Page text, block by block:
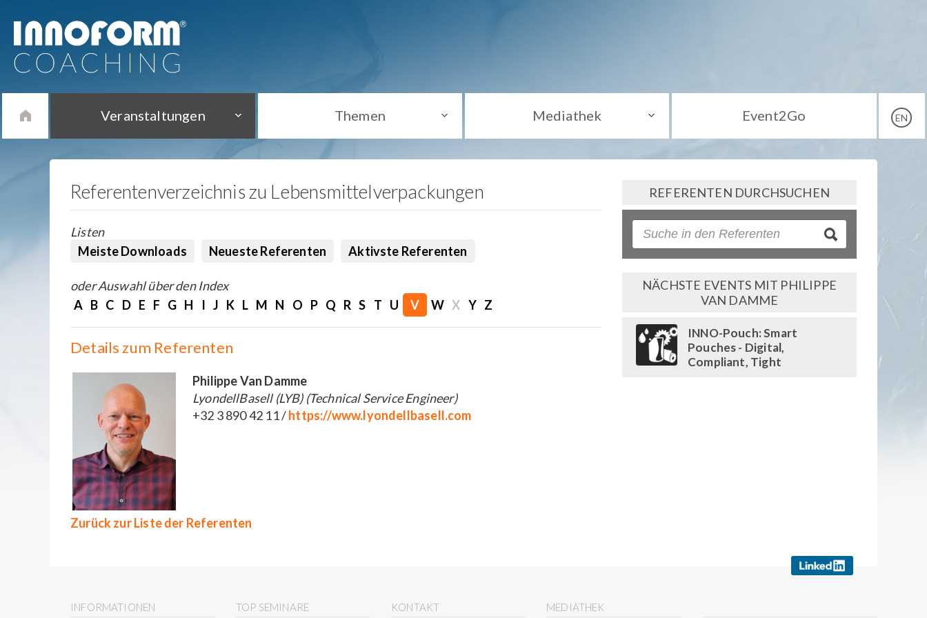
Veranstaltungen Themen Mediathek Event2Go EN
Referentenverzeichnis zu Lebensmittelverpackungen
Listen
Meiste Downloads
Neueste Referenten Aktivste Referenten
oder Auswahl über den Index
A B C D E F G H I J K L M N O P Q R S T U V W X Y Z
Details zum Referenten
Philippe Van Damme
LyondellBasell (LYB) (Technical Service Engineer)
+32 3 890 42 11 /https://www.lyondellbasell.com
Zurück zur Liste der Referenten
REFERENTEN DURCHSUCHEN
NÄCHSTE EVENTS MIT PHILIPPE
VAN DAMME
INNO-Pouch: Smart
Pouches - Digital,
Compliant, Tight
INFORMATIONEN TOP SEMINARE KONTAKT MEDIATHEK